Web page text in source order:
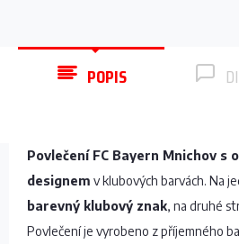
POPIS
Povlečení FC Bayern Mnichov s
designem v klubových barvách. Na
barevný klubový znak, na druhé
Povlečení je vyrobeno z příjemného